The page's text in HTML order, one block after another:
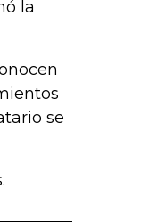
la
se